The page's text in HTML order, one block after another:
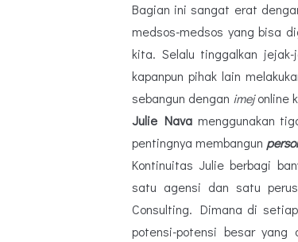
Bagian ini sangat erat
medsos-medsos yang bisa
kita. Selalu tinggalkan
kapanpun pihak lain
sebangun dengan imejonline
Julie Nava menggunakan
pentingnya membangun
Kontinuitas Julie berbagi
satu agensi dan satu
Consulting. Dimana di
potensi-potensi besar